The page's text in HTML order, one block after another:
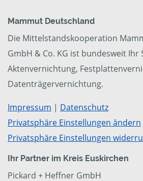
Mammut Deutschland
Die Mittelstandskooperation
GmbH & Co. KG ist bundesweit
Aktenvernichtung,
Datenträgervernichtung.
Impressum | Datenschutz
Privatsphäre Einstellungen ändern
Privatsphäre Einstellungen
Ihr Partner im Kreis Euskirchen
Pickard + Heffner GmbH